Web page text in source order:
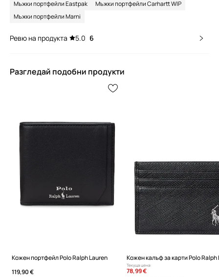
Мъжки портфейли Eastpak
Мъжки портфейли Carhartt WIP
Мъжки портфейли Marni
Ревю на продукта 5.0 6
Разгледай подобни продукти
Кожен портфейл Polo Ralph Lauren
119,90 €
Текуща цена:
78,99 €